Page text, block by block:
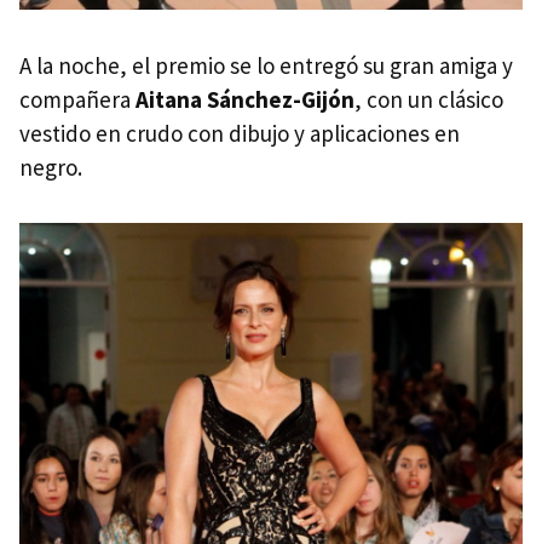
A la noche, el premio se lo entregó su gran amiga y
compañera Aitana Sánchez-Gijón, con un clásico
vestido en crudo con dibujo y aplicaciones en
negro.